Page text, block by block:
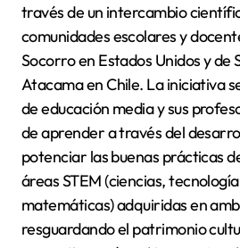
través de un intercambio
comunidades escolares y
Socorro en Estados Unidos y de
Atacama en Chile. La iniciativa
de educación media y sus
de aprender a través del
potenciar las buenas prácticas
áreas STEM (ciencias,
matemáticas) adquiridas en
resguardando el patrimonio